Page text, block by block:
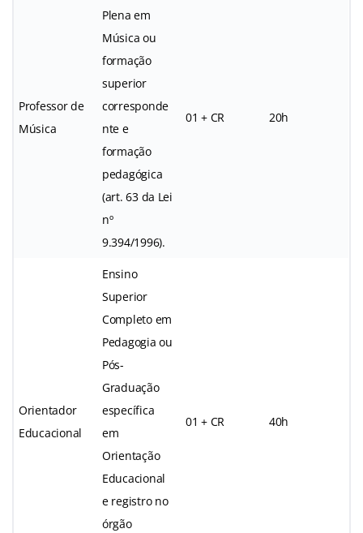
Professor de
Música
Plena em
Música ou
formação
superior
corresponde
nte e
formação
pedagógica
(art. 63 da Lei
nº
9.394/1996).
01 + CR 20h
Orientador
Educacional
Ensino
Superior
Completo em
Pedagogia ou
Pós-
Graduação
específica
em
Orientação
Educacional
e registro no
órgão
01 + CR 40h